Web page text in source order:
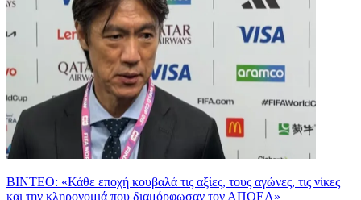
ΒΙΝΤΕΟ: «Κάθε εποχή κουβαλά τις αξίες, τους αγώνες, τις νίκες
και την κληρονομιά που διαμόρφωσαν τον ΑΠΟΕΛ»